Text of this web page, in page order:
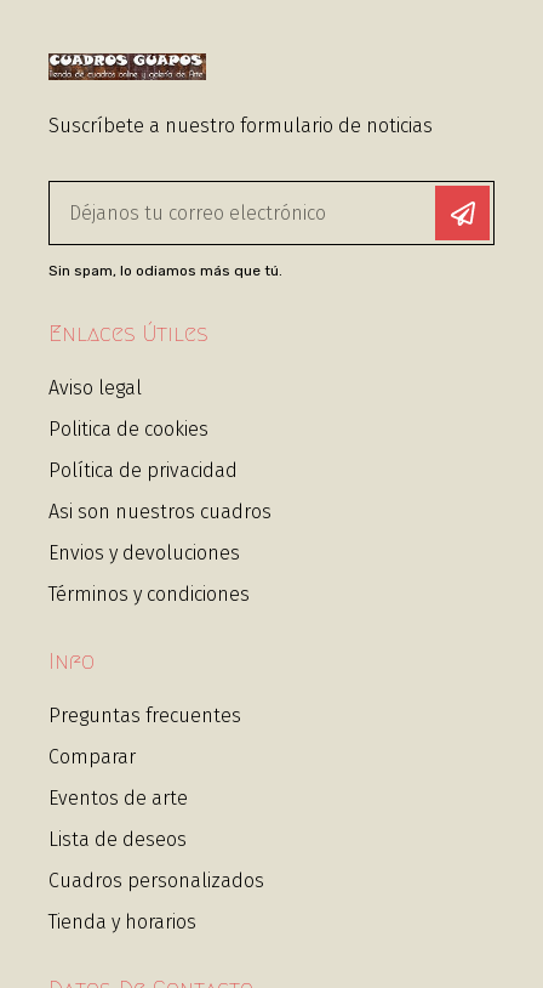
Suscríbete a nuestro formulario de noticias
Sin spam, lo odiamos más que tú.
Enlaces Útiles
Aviso legal
Politica de cookies
Política de privacidad
Asi son nuestros cuadros
Envios y devoluciones
Términos y condiciones
Info
Preguntas frecuentes
Comparar
Eventos de arte
Lista de deseos
Cuadros personalizados
Tienda y horarios